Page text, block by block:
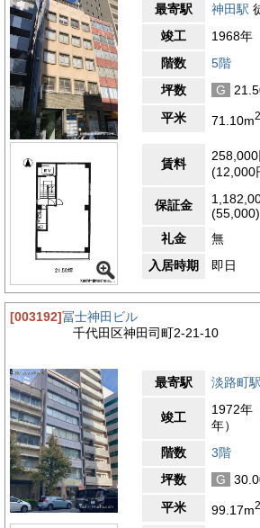
最寄駅 神田駅
竣工
1968年
階数
5階
坪数
G
平米
71.10m2
賃料
258,000
(12,000
保証金
(55,000)
礼金
無
入居時期
即日
[003192]冨士神田ビル
千代田区神田司町2-21-10
最寄駅 淡路町駅
竣工
1972年
年）
階数
3階
坪数
G
平米
99.17m2